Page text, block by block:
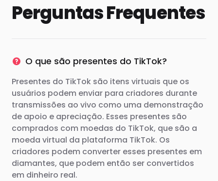
Perguntas Frequentes
O que são presentes do TikTok?
Presentes do TikTok são itens virtuais que os
usuários podem enviar para criadores durante
transmissões ao vivo como uma demonstração
de apoio e apreciação. Esses presentes são
comprados com moedas do TikTok, que são a
moeda virtual da plataforma TikTok. Os
criadores podem converter esses presentes em
diamantes, que podem então ser convertidos
em dinheiro real.